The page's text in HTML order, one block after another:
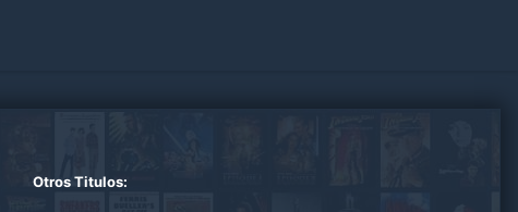
Otros Titulos: